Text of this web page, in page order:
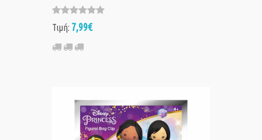
Τιμή: 7,99€